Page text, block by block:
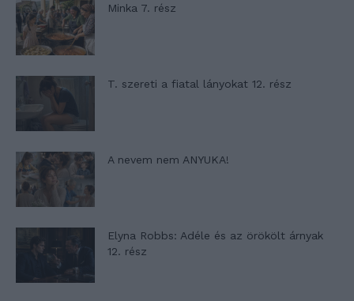
Minka 7. rész
T. szereti a fiatal lányokat 12. rész
A nevem nem ANYUKA!
Elyna Robbs: Adéle és az örökölt árnyak
12. rész